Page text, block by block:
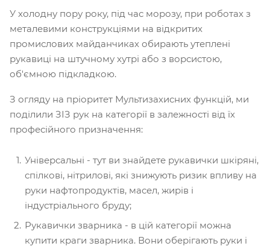
У холодну пору року, під час морозу, при роботах з
металевими конструкціями на відкритих
промислових майданчиках обирають утеплені
рукавиці на штучному хутрі або з ворсистою,
об'ємною підкладкою.
З огляду на пріоритет Мультизахисних функцій, ми
поділили ЗІЗ рук на категорії в залежності від їх
професійного призначення:
Універсальні - тут ви знайдете рукавички шкіряні,
спілкові, нітрилові, які знижують ризик впливу на
руки нафтопродуктів, масел, жирів і
індустріального бруду;
Рукавички зварника - в цій категорії можна
купити краги зварника. Вони оберігають руки і